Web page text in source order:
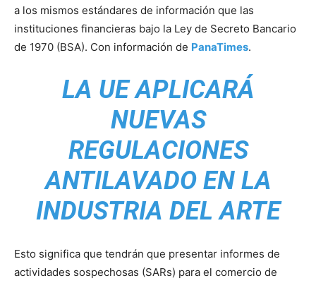
a los mismos estándares de información que las
instituciones financieras bajo la Ley de Secreto Bancario
de 1970 (BSA). Con información de PanaTimes.
LA UE APLICARÁ
NUEVAS
REGULACIONES
ANTILAVADO EN LA
INDUSTRIA DEL ARTE
Esto significa que tendrán que presentar informes de
actividades sospechosas (SARs) para el comercio de